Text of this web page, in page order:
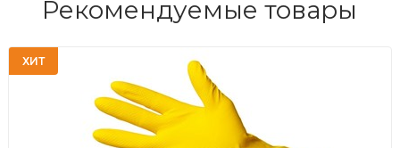
Рекомендуемые товары
ХИТ